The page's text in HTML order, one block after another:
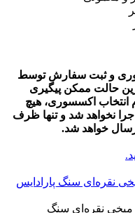
و ثبت سفارش توسط
حالت ممکن پیگیری
اکسسوری، هیچ
نخواهد شد و تنها ظرف
خواهد شد.